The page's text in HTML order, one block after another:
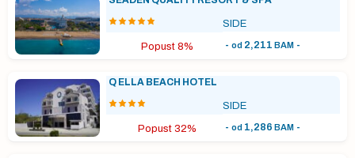
SIDE
Popust 8% - od 2,211 BAM-
Q ELLA BEACH HOTEL
SIDE
Popust 32% - od 1,286 BAM-